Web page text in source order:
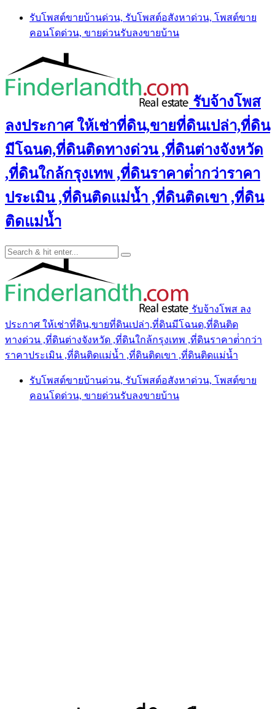
Skip
content
รับโพสต์ขายบ้านด่วน, รับโพสต์อสังหาด่วน, โพสต์ขาย
คอนโดด่วน, ขายด่วนรับลงขายบ้าน
รับจ้างโพส
ลงประกาศ ให้เช่าที่ดิน,ขายที่ดินเปล่า,ที่ดิน
มีโฉนด,ที่ดินติดทางด่วน ,ที่ดินต่างจังหวัด
,ที่ดินใกล้กรุงเทพ ,ที่ดินราคาต่ํากว่าราคา
ประเมิน ,ที่ดินติดแม่น้ำ ,ที่ดินติดเขา ,ที่ดิน
ติดแม่น้ำ
รับจ้างโพส ลง
ประกาศ ให้เช่าที่ดิน,ขายที่ดินเปล่า,ที่ดินมีโฉนด,ที่ดินติด
ทางด่วน ,ที่ดินต่างจังหวัด ,ที่ดินใกล้กรุงเทพ ,ที่ดินราคาต่ํากว่า
ราคาประเมิน ,ที่ดินติดแม่น้ำ ,ที่ดินติดเขา ,ที่ดินติดแม่น้ำ
รับโพสต์ขายบ้านด่วน, รับโพสต์อสังหาด่วน, โพสต์ขาย
คอนโดด่วน, ขายด่วนรับลงขายบ้าน